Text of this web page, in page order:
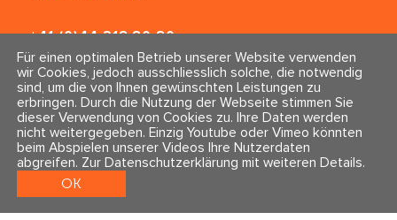
+41 (0)44 218 80 80
info@traumahealing.ch
info@polarity.se
Kontakt & Info
Newsletter
Impressum & Datenschutz
AGBs
Folge uns
Für einen optimalen Betrieb unserer Website verwenden
wir Cookies, jedoch ausschliesslich solche, die notwendig
sind, um die von Ihnen gewünschten Leistungen zu
erbringen. Durch die Nutzung der Webseite stimmen Sie
dieser Verwendung von Cookies zu. Ihre Daten werden
nicht weitergegeben. Einzig Youtube oder Vimeo könnten
beim Abspielen unserer Videos Ihre Nutzerdaten
abgreifen. Zur Datenschutzerklärung mit weiteren Details.
OK